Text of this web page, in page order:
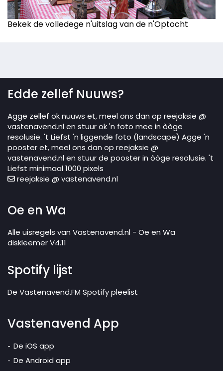
Bekek de volledege n'uitslag van de n'Optocht
Edde zellef Nuuws?
Agge zellef ok nuuws et, meel ons dan op reejaksie @
vastenavend.nl en stuur ok 'n foto mee in òòge
resolusie. 't Liefst 'n liggende foto (landscape) Agge 'n
pooster et, meel ons dan op reejaksie @
vastenavend.nl en stuur de pooster in òòge resolusie. 't
Liefst minimaal 1000 pixels
reejaksie @ vastenavend.nl
Oe en Wa
Alle uisregels van Vastenavend.nl - Oe en Wa
diskleemer V4.11
Spotify lijst
De Vastenavend.FM Spotify pleelist
Vastenavend App
De iOS app
De Android app